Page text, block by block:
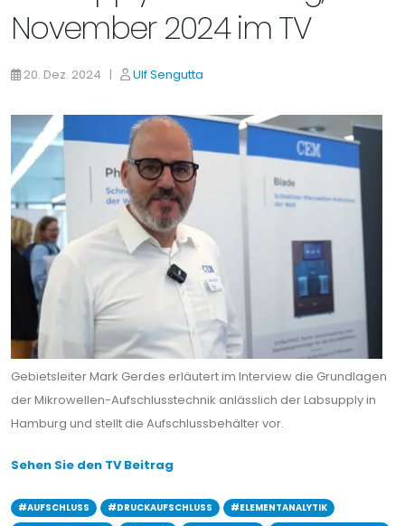
November 2024 im TV
20. Dez. 2024 | Ulf Sengutta
Gebietsleiter Mark Gerdes erläutert im Interview die Grundlagen
der Mikrowellen-Aufschlusstechnik anlässlich der Labsupply in
Hamburg und stellt die Aufschlussbehälter vor.
Sehen Sie den TV Beitrag
#AUFSCHLUSS #DRUCKAUFSCHLUSS
#ELEMENTANALYTIK